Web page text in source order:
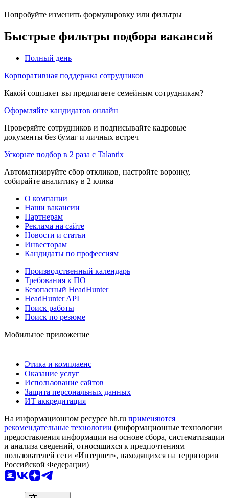
Попробуйте изменить формулировку или фильтры
Быстрые фильтры подбора вакансий
Полный день
Корпоративная поддержка сотрудников
Какой соцпакет вы предлагаете семейным сотрудникам?
Оформляйте кандидатов онлайн
Проверяйте сотрудников и подписывайте кадровые
документы без бумаг и личных встреч
Ускорьте подбор в 2 раза с Talantix
Автоматизируйте сбор откликов, настройте воронку,
собирайте аналитику в 2 клика
О компании
Наши вакансии
Партнерам
Реклама на сайте
Новости и статьи
Инвесторам
Кандидаты по профессиям
Производственный календарь
Требования к ПО
Безопасный HeadHunter
HeadHunter API
Поиск работы
Поиск по резюме
Мобильное приложение
Этика и комплаенс
Оказание услуг
Использование сайтов
Защита персональных данных
ИТ аккредитация
На информационном ресурсе hh.ru применяются
рекомендательные технологии (информационные технологии
предоставления информации на основе сбора, систематизации
и анализа сведений, относящихся к предпочтениям
пользователей сети «Интернет», находящихся на территории
Российской Федерации)